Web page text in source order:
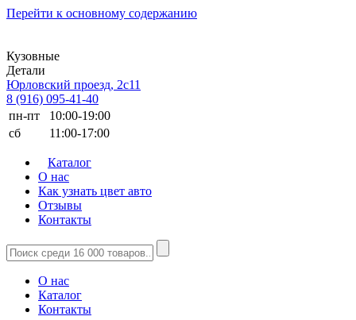
Перейти к основному содержанию
Кузовные
Детали
Юрловский проезд, 2с11
8 (916) 095-41-40
пн-пт
10:00-19:00
сб
11:00-17:00
Каталог
О нас
Как узнать цвет авто
Отзывы
Контакты
О нас
Каталог
Контакты